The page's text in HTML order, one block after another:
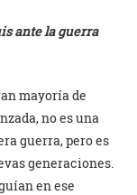
ante la guerra
mayoría de
no es una
guerra, pero es
generaciones.
en ese